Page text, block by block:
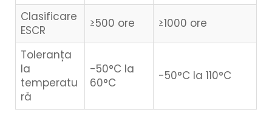
Clasificare
ESCR
≥500 ore ≥1000 ore
Toleranța
la
temperatu
ră
-50°C la
60°C
-50°C la 110°C